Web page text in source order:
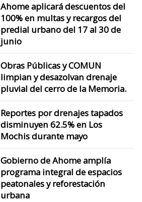
Ahome aplicará descuentos del
100% en multas y recargos del
predial urbano del 17 al 30 de
junio
Obras Públicas y COMUN
limpian y desazolvan drenaje
pluvial del cerro de la Memoria.
Reportes por drenajes tapados
disminuyen 62.5% en Los
Mochis durante mayo
Gobierno de Ahome amplía
programa integral de espacios
peatonales y reforestación
urbana